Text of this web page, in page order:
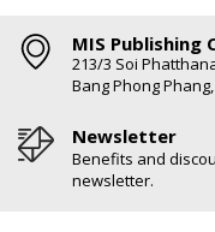
MIS Publishing
213/3 Soi
Bang Phong
Newsletter
Benefits and
newsletter.